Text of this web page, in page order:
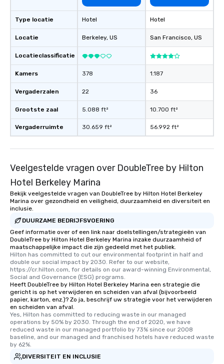
Type locatie
Locatie
Locatieclassificatie
Kamers
Vergaderzalen
Grootste zaal
Vergaderruimte
Hotel
Berkeley, US
378
22
5.088 ft²
30.659 ft²
Hotel
San Francisco, US
1.187
36
10.700 ft²
56.992 ft²
Veelgestelde vragen over DoubleTree by Hilton
Hotel Berkeley Marina
Bekijk veelgestelde vragen van DoubleTree by Hilton Hotel Berkeley
Marina over gezondheid en veiligheid, duurzaamheid en diversiteit en
inclusie.
DUURZAME BEDRIJFSVOERING
Geef informatie over of een link naar doelstellingen/strategieën van
DoubleTree by Hilton Hotel Berkeley Marina inzake duurzaamheid of
maatschappelijke impact die zijn gedeeld met het publiek.
Hilton has committed to cut our environmental footprint in half and
double our social impact by 2030. Refer to our website,
https://cr.hilton.com, for details on our award-winning Environmental,
Social and Governance (ESG) programs.
Heeft DoubleTree by Hilton Hotel Berkeley Marina een strategie die
gericht is op het verwijderen en scheiden van afval (bijvoorbeeld
papier, karton, enz.)? Zo ja, beschrijf uw strategie voor het verwijderen
en scheiden van afval.
Yes, Hilton has committed to reducing waste in our managed
operations by 50% by 2030. Through the end of 2020, we have
reduced waste in our managed portfolio by 73% since our 2008
baseline, and our managed and franchised hotels have reduced waste
by 62%.
DIVERSITEIT EN INCLUSIE